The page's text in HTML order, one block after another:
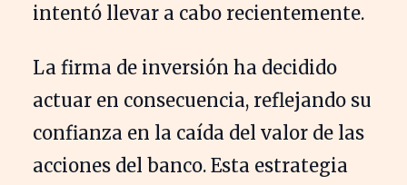
intentó llevar a cabo recientemente.
La firma de inversión ha decidido
actuar en consecuencia, reflejando su
confianza en la caída del valor de las
acciones del banco. Esta estrategia